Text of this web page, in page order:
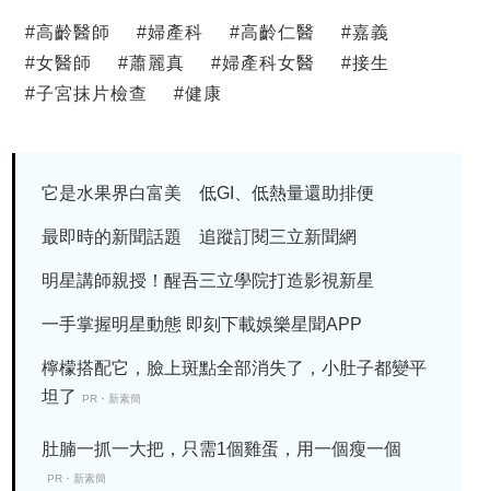
#高齡醫師 #婦產科 #高齡仁醫 #嘉義
#女醫師 #蕭麗真 #婦產科女醫 #接生
#子宮抹片檢查 #健康
它是水果界白富美 低GI、低熱量還助排便
最即時的新聞話題 追蹤訂閱三立新聞網
明星講師親授！醒吾三立學院打造影視新星
一手掌握明星動態 即刻下載娛樂星聞APP
檸檬搭配它，臉上斑點全部消失了，小肚子都變平
坦了
PR・新素簡
肚腩一抓一大把，只需1個雞蛋，用一個瘦一個
PR・新素簡